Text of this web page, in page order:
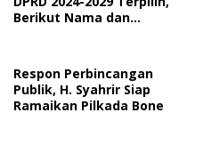
Berikut Nama dan
Respon Perbincangan
Publik, H. Syahrir Siap
Ramaikan Pilkada Bone